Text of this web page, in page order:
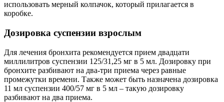
использовать мерный колпачок, который прилагается в
коробке.
Дозировка суспензии взрослым
Для лечения бронхита рекомендуется прием двадцати
миллилитров суспензии 125/31,25 мг в 5 мл. Дозировку при
бронхите разбивают на два-три приема через равные
промежутки времени. Также может быть назначена дозировка
11 мл суспензии 400/57 мг в 5 мл – такую дозировку
разбивают на два приема.